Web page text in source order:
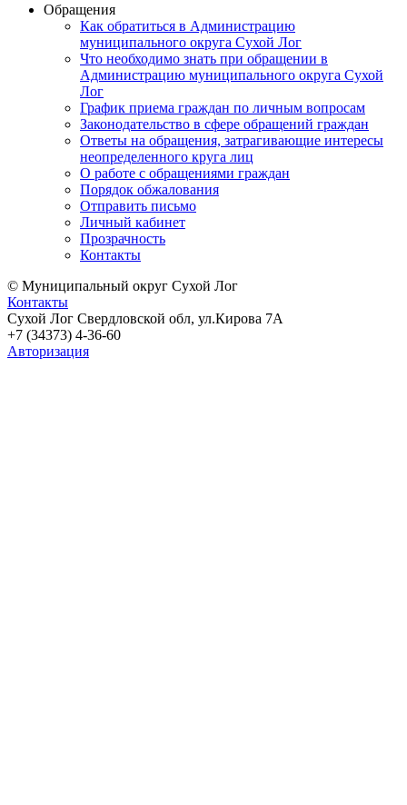
Обращения
Как обратиться в Администрацию
муниципального округа Сухой Лог
Что необходимо знать при обращении в
Администрацию муниципального округа Сухой
Лог
График приема граждан по личным вопросам
Законодательство в сфере обращений граждан
Ответы на обращения, затрагивающие интересы
неопределенного круга лиц
О работе с обращениями граждан
Порядок обжалования
Отправить письмо
Личный кабинет
Прозрачность
Контакты
© Муниципальный округ Сухой Лог
Контакты
Сухой Лог Свердловской обл, ул.Кирова 7А
+7 (34373) 4-36-60
Авторизация